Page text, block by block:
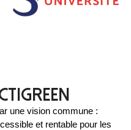
une vision commune :
et rentable pour les